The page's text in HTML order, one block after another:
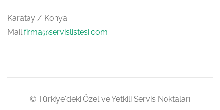
Karatay / Konya
Mail:firma@servislistesi.com
© Türkiye'deki Özel ve Yetkili Servis Noktaları